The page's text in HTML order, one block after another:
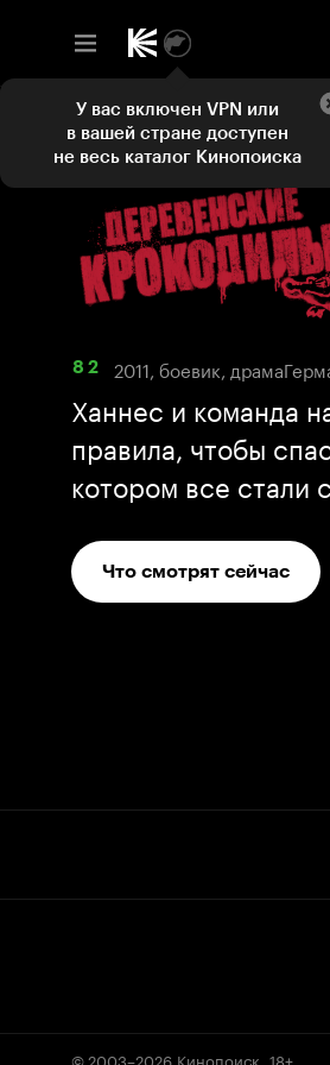
8 2 2011, боевик, драма
Ханнес и команда
правила, чтобы
котором все стали
Что смотрят сейчас
© 2003–2026 Кинопоиск 18+
У вас включен VPN или
в вашей стране доступен
не весь каталог Кинопоиска